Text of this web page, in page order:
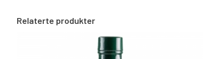
Relaterte produkter